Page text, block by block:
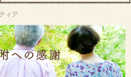
ィア